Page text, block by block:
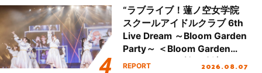
“ラブライブ！蓮ノ空女学院
スクールアイドルクラブ 6th
Live Dream ～Bloom Garden
Party～ ＜Bloom Garden
Party Stage／埼玉公演＞”
REPORT 2026.08.07